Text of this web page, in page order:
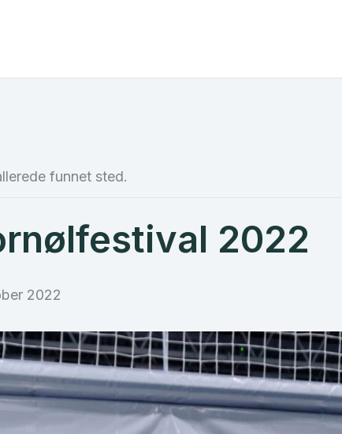
funnet sted.
2022
2022